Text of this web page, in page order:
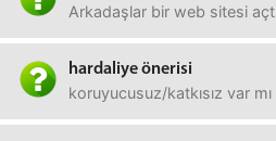
Arkadaşlar bir web sitesi
hardaliye önerisi
koruyucusuz/katkısız var